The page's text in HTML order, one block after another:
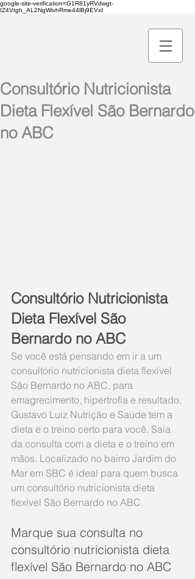
google-site-verification=G1R81yRVdwgt-
IZ4Vtgh_AL2NgWivhRme44lBj9EVxI
Consultório Nutricionista
Dieta Flexível São Bernardo
no ABC
Consultório Nutricionista
Dieta Flexível São
Bernardo no ABC
Se você está pensando em ir a um
consultório nutricionista dieta flexível
São Bernardo no ABC, para
emagrecimento, hipertrofia e resultado,
Gustavo Luiz Nutrição e Saúde tem a
dieta e o treino certo para você. Saia
da consulta com a dieta e o treino em
mãos. Localizado no bairro Jardim do
Mar em SBC é ideal para quem busca
um consultório nutricionista dieta
flexível São Bernardo no ABC.
Marque sua consulta no
consultório nutricionista dieta
flexível São Bernardo no ABC